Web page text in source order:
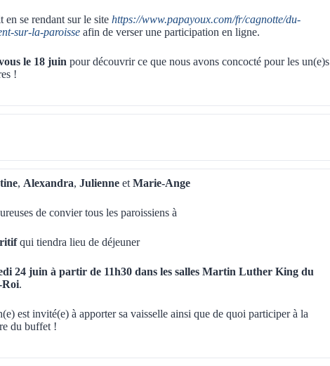
se rendant sur le site https://www.papayoux.com/fr/cagnotte/du-
sur-la-paroisse afin de verser une participation en ligne.
le 18 juin pour découvrir ce que nous avons concocté pour les un(e)s
!
, Alexandra, Julienne et Marie-Ange
de convier tous les paroissiens à
qui tiendra lieu de déjeuner
24 juin à partir de 11h30 dans les salles Martin Luther King du
.
est invité(e) à apporter sa vaisselle ainsi que de quoi participer à la
du buffet !